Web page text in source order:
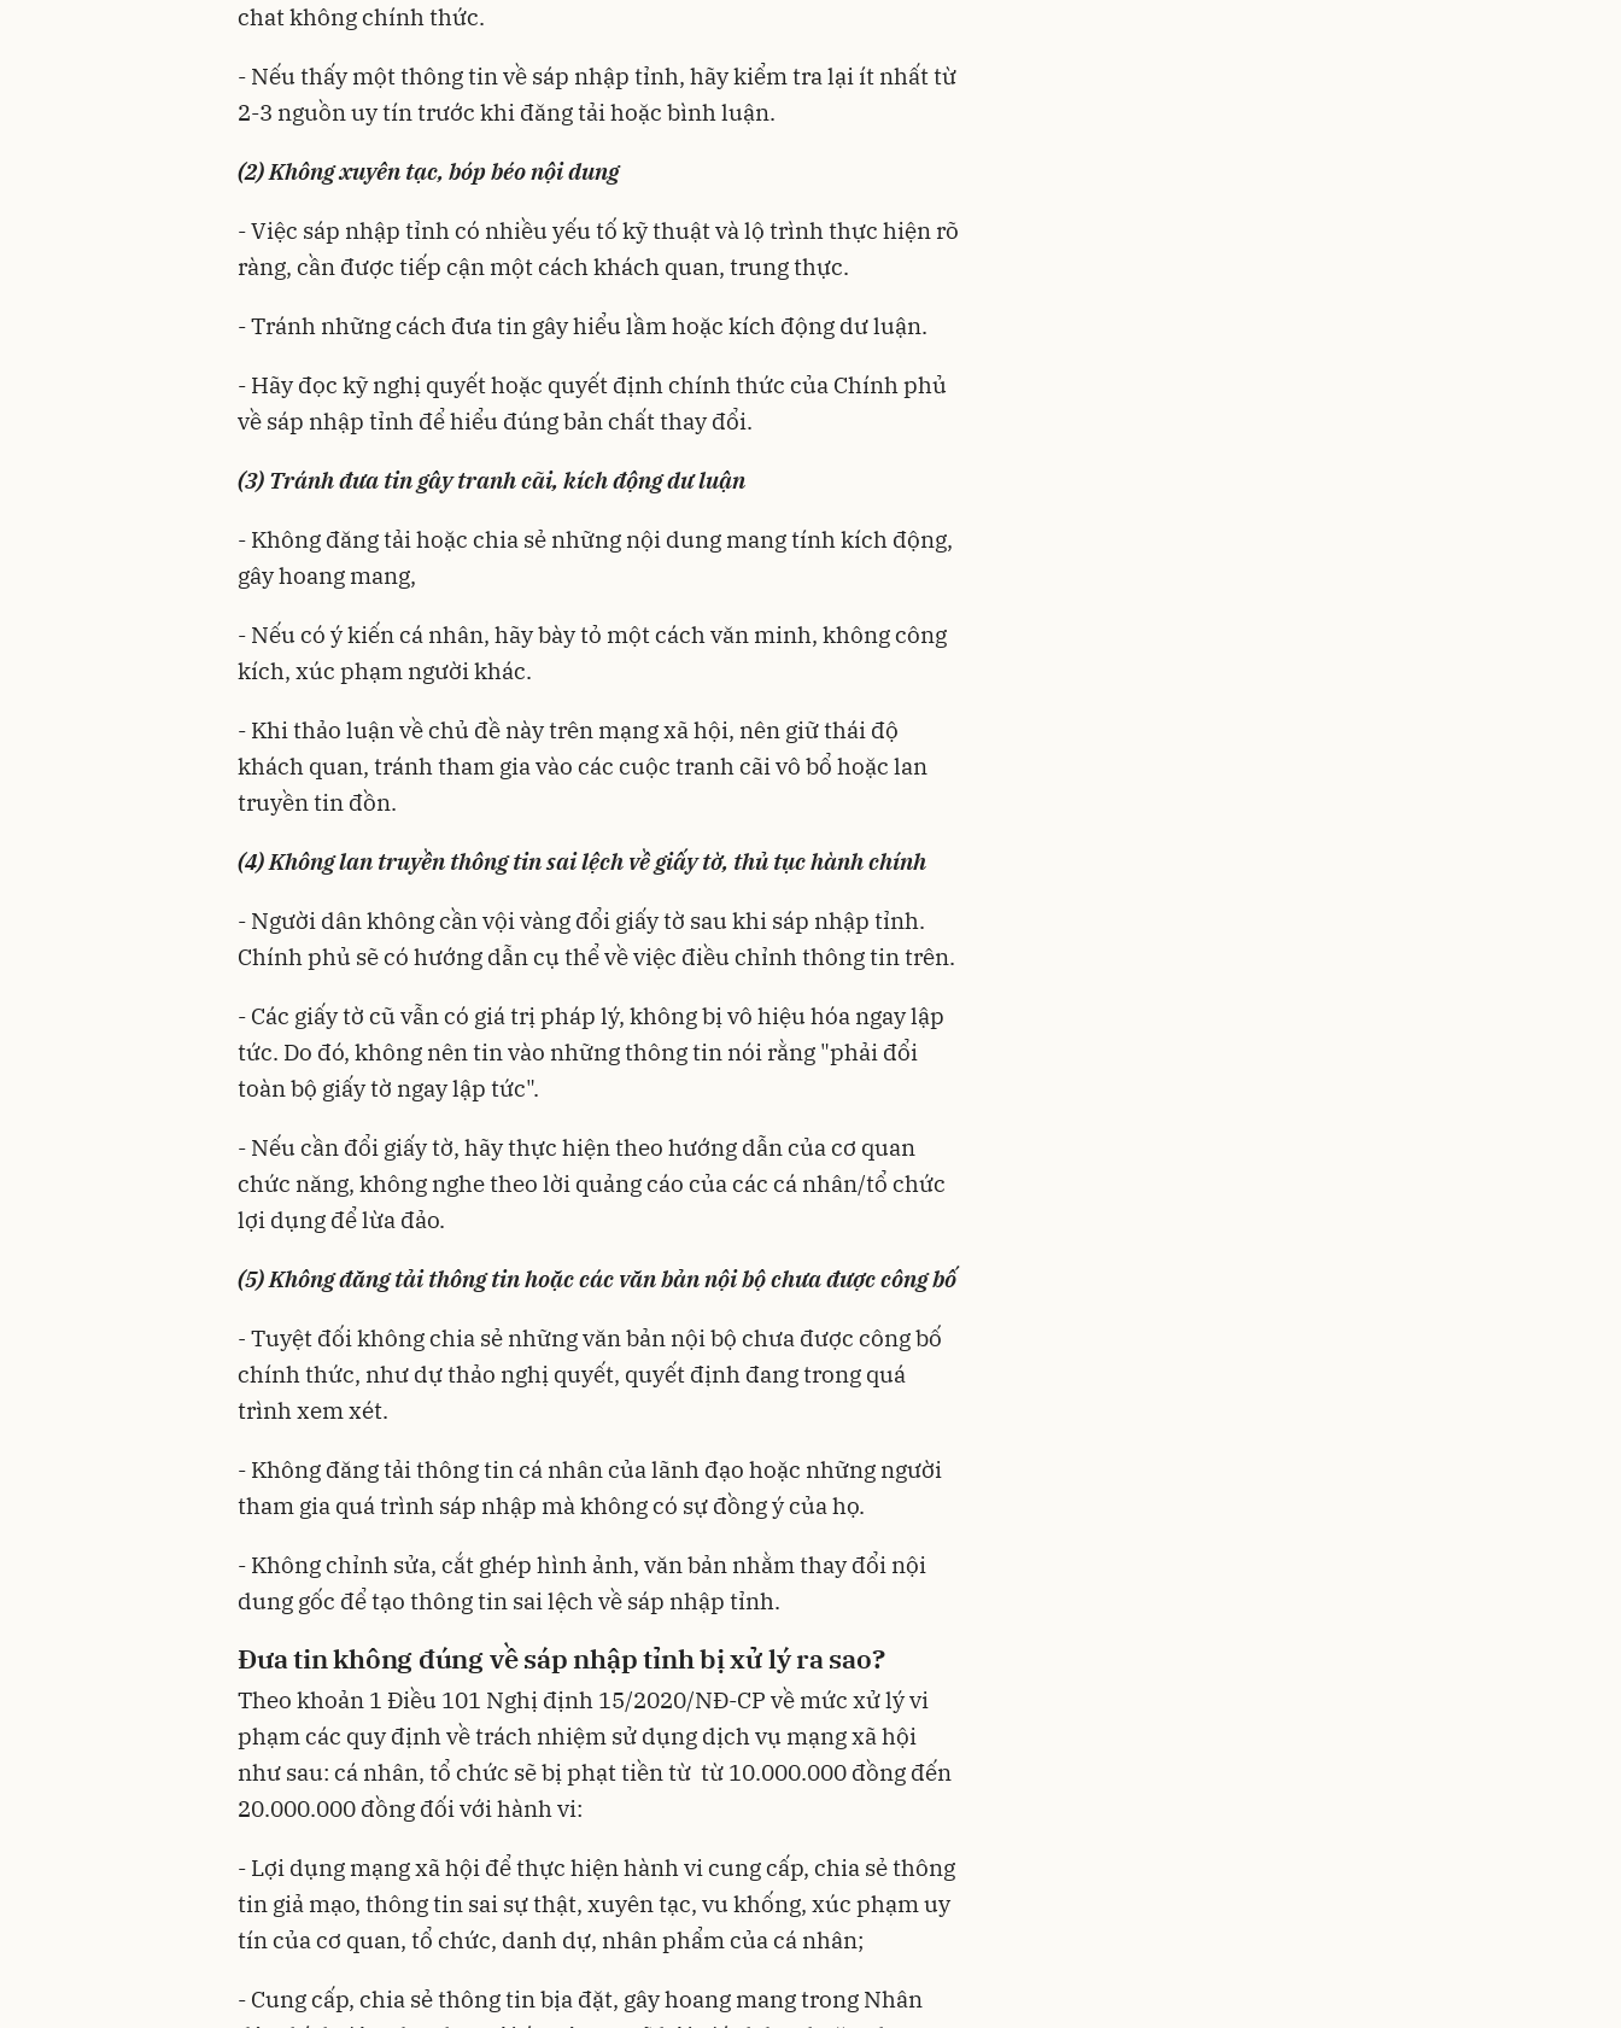
chat không chính thức.
- Nếu thấy một thông tin về sáp nhập tỉnh, hãy kiểm tra lại ít nhất từ
2-3 nguồn uy tín trước khi đăng tải hoặc bình luận.
(2) Không xuyên tạc, bóp béo nội dung
- Việc sáp nhập tỉnh có nhiều yếu tố kỹ thuật và lộ trình thực hiện rõ
ràng, cần được tiếp cận một cách khách quan, trung thực.
- Tránh những cách đưa tin gây hiểu lầm hoặc kích động dư luận.
- Hãy đọc kỹ nghị quyết hoặc quyết định chính thức của Chính phủ
về sáp nhập tỉnh để hiểu đúng bản chất thay đổi.
(3) Tránh đưa tin gây tranh cãi, kích động dư luận
- Không đăng tải hoặc chia sẻ những nội dung mang tính kích động,
gây hoang mang,
- Nếu có ý kiến cá nhân, hãy bày tỏ một cách văn minh, không công
kích, xúc phạm người khác.
- Khi thảo luận về chủ đề này trên mạng xã hội, nên giữ thái độ
khách quan, tránh tham gia vào các cuộc tranh cãi vô bổ hoặc lan
truyền tin đồn.
(4) Không lan truyền thông tin sai lệch về giấy tờ, thủ tục hành chính
- Người dân không cần vội vàng đổi giấy tờ sau khi sáp nhập tỉnh.
Chính phủ sẽ có hướng dẫn cụ thể về việc điều chỉnh thông tin trên.
- Các giấy tờ cũ vẫn có giá trị pháp lý, không bị vô hiệu hóa ngay lập
tức. Do đó, không nên tin vào những thông tin nói rằng "phải đổi
toàn bộ giấy tờ ngay lập tức".
- Nếu cần đổi giấy tờ, hãy thực hiện theo hướng dẫn của cơ quan
chức năng, không nghe theo lời quảng cáo của các cá nhân/tổ chức
lợi dụng để lừa đảo.
(5) Không đăng tải thông tin hoặc các văn bản nội bộ chưa được công bố
- Tuyệt đối không chia sẻ những văn bản nội bộ chưa được công bố
chính thức, như dự thảo nghị quyết, quyết định đang trong quá
trình xem xét.
- Không đăng tải thông tin cá nhân của lãnh đạo hoặc những người
tham gia quá trình sáp nhập mà không có sự đồng ý của họ.
- Không chỉnh sửa, cắt ghép hình ảnh, văn bản nhằm thay đổi nội
dung gốc để tạo thông tin sai lệch về sáp nhập tỉnh.
Đưa tin không đúng về sáp nhập tỉnh bị xử lý ra sao?
Theo khoản 1 Điều 101 Nghị định 15/2020/NĐ-CP về mức xử lý vi
phạm các quy định về trách nhiệm sử dụng dịch vụ mạng xã hội
như sau: cá nhân, tổ chức sẽ bị phạt tiền từ từ 10.000.000 đồng đến
20.000.000 đồng đối với hành vi:
- Lợi dụng mạng xã hội để thực hiện hành vi cung cấp, chia sẻ thông
tin giả mạo, thông tin sai sự thật, xuyên tạc, vu khống, xúc phạm uy
tín của cơ quan, tổ chức, danh dự, nhân phẩm của cá nhân;
- Cung cấp, chia sẻ thông tin bịa đặt, gây hoang mang trong Nhân